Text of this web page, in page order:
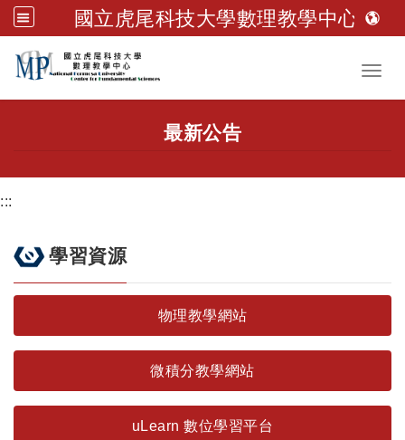
國立虎尾科技大學數理教學中心
跳到主要內容
最新公告
:::
學習資源
物理教學網站
微積分教學網站
uLearn 數位學習平台